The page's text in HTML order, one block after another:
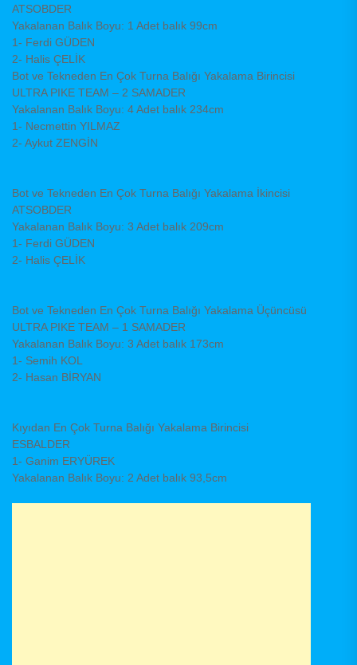
ATSOBDER
Yakalanan Balık Boyu: 1 Adet balık 99cm
1- Ferdi GÜDEN
2- Halis ÇELİK
Bot ve Tekneden En Çok Turna Balığı Yakalama Birincisi
ULTRA PIKE TEAM – 2 SAMADER
Yakalanan Balık Boyu: 4 Adet balık 234cm
1- Necmettin YILMAZ
2- Aykut ZENGİN
Bot ve Tekneden En Çok Turna Balığı Yakalama İkincisi
ATSOBDER
Yakalanan Balık Boyu: 3 Adet balık 209cm
1- Ferdi GÜDEN
2- Halis ÇELİK
Bot ve Tekneden En Çok Turna Balığı Yakalama Üçüncüsü
ULTRA PIKE TEAM – 1 SAMADER
Yakalanan Balık Boyu: 3 Adet balık 173cm
1- Semih KOL
2- Hasan BİRYAN
Kıyıdan En Çok Turna Balığı Yakalama Birincisi
ESBALDER
1- Ganim ERYÜREK
Yakalanan Balık Boyu: 2 Adet balık 93,5cm